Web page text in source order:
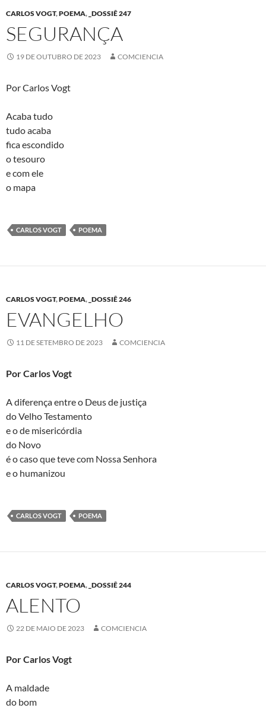
CARLOS VOGT,POEMA, _DOSSIÊ 247
SEGURANÇA
19 DE OUTUBRO DE 2023 COMCIENCIA
Por Carlos Vogt
Acaba tudo
tudo acaba
fica escondido
o tesouro
e com ele
o mapa
CARLOS VOGT POEMA
CARLOS VOGT,POEMA, _DOSSIÊ 246
EVANGELHO
11 DE SETEMBRO DE 2023 COMCIENCIA
Por Carlos Vogt
A diferença entre o Deus de justiça
do Velho Testamento
e o de misericórdia
do Novo
é o caso que teve com Nossa Senhora
e o humanizou
CARLOS VOGT POEMA
CARLOS VOGT,POEMA, _DOSSIÊ 244
ALENTO
22 DE MAIO DE 2023 COMCIENCIA
Por Carlos Vogt
A maldade
do bom